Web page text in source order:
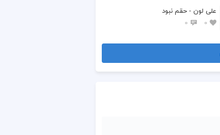
علی لون - حقم نبود
0
0